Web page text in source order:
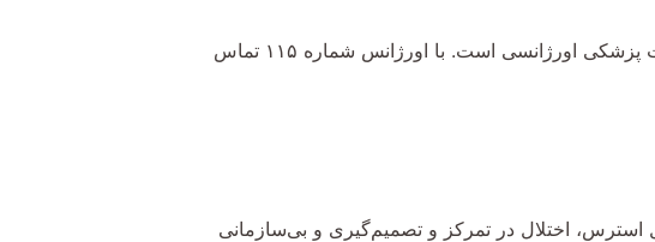
در صورت بروز افکار خودکشی، از دست دادن تماس با واقعیت، روان‌پریشی حاد یا تصاعد سریع اضطراب، نیاز به مراقبت پزشکی اورژانسی است. با اورژانس شماره ۱۱۵ تماس
اختلال در تمرکز و تصمیم‌گیری و بی‌سازمانی